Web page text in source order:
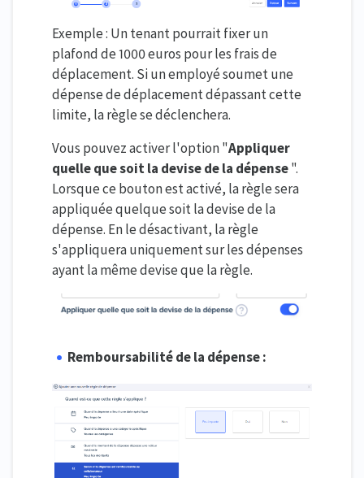
Exemple : Un tenant pourrait fixer un
plafond de 1000 euros pour les frais de
déplacement. Si un employé soumet une
dépense de déplacement dépassant cette
limite, la règle se déclenchera.
Vous pouvez activer l'option "Appliquer
quelle que soit la devise de la dépense".
Lorsque ce bouton est activé, la règle sera
appliquée quelque soit la devise de la
dépense. En le désactivant, la règle
s'appliquera uniquement sur les dépenses
ayant la même devise que la règle.
Remboursabilité de la dépense :